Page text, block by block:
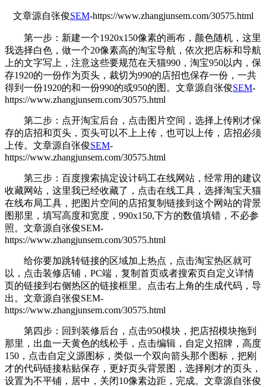
文章源自张俊SEM-https://www.zhangjunsem.com/30575.html
第一步：新建一个1920x150像素的画布，颜色随机，这里
我选择白色，做一个20像素高的淘宝导航，依次把店标和导航
上的文字写上，注意这些要规范在天猫990，淘宝950以内，保
存1920的一份作为页头，裁切为990的店招也保存一份，一共
得到一份1920的和一份990的或950的图。 文章源自张俊SEM-
https://www.zhangjunsem.com/30575.html
第二步：点开淘宝后台，点击图片空间，选择上传刚才保
存的店招和页头，页头可以不上上传，也可以上传，店招必须
上传。 文章源自张俊SEM-
https://www.zhangjunsem.com/30575.html
第三步：百度搜索搞定设计码工在线网站，经常用的建议
收藏网站，这里我已经收藏了，点击在线工具，选择淘宝天猫
在线布局工具，把图片空间的店招复制链接到这个网站的背景
图那里，填写高度和宽度，990x150,下方的数值填错，不必参
照。 文章源自张俊SEM-
https://www.zhangjunsem.com/30575.html
给你要加跳转链接的区域加上热点，点击淘宝热区就可
以，点击装修店铺，PC端，复制首页或者搜索页自定义详情
页的链接到右侧热区的链接框里。点击右上角的生成代码，导
出。 文章源自张俊SEM-
https://www.zhangjunsem.com/30575.html
第四步：回到装修后台，点击950模块，把店招模块拖到
那里，出血一天黄色的线松手，点击编辑，自定义招牌，高度
150，点击自定义源图标，类似一个双向箭头那个图标，把刚
才的代码链接粘贴保存，更好页头背景图，选择刚才的页头，
设置为不平铺，居中，关闭10像素边距，完成。 文章源自张俊